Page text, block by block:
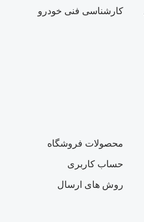
کارشناسی فنی خودرو
محصولات فروشگاه
حساب کاربری
روش های ارسال